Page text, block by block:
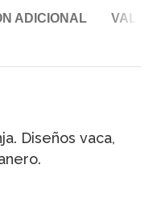
ADICIONAL
Diseños vaca,